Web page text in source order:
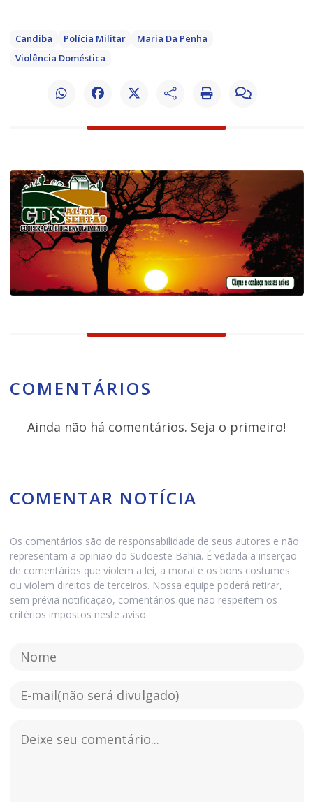
Candiba Polícia Militar
Maria Da Penha
Violência Doméstica
COMENTÁRIOS
Ainda não há comentários. Seja o primeiro!
COMENTAR NOTÍCIA
Os comentários são de responsabilidade de seus autores e não
representam a opinião do Sudoeste Bahia. É vedada a inserção
de comentários que violem a lei, a moral e os bons costumes
ou violem direitos de terceiros. Nossa equipe poderá retirar,
sem prévia notificação, comentários que não respeitem os
critérios impostos neste aviso.